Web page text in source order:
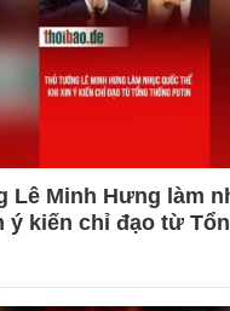
Lê Minh Hưng làm
ý kiến chỉ đạo từ